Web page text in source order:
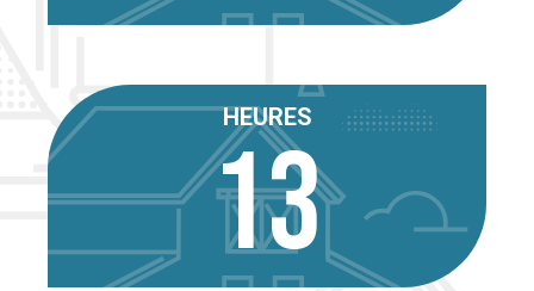
HEURES
13